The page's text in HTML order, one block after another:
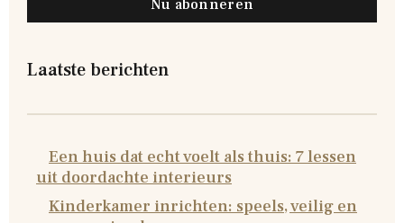
Nu abonneren
Laatste berichten
Een huis dat echt voelt als thuis: 7 lessen
uit doordachte interieurs
Kinderkamer inrichten: speels, veilig en